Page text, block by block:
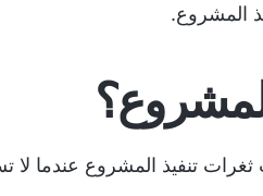
المشروع.
تنفيذ المشروع عندما